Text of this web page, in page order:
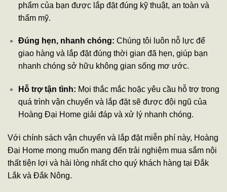
phẩm của bạn được lắp đặt đúng kỹ thuật, an toàn và
thẩm mỹ.
Đúng hẹn, nhanh chóng: Chúng tôi luôn nỗ lực để
giao hàng và lắp đặt đúng thời gian đã hẹn, giúp bạn
nhanh chóng sở hữu không gian sống mơ ước.
Hỗ trợ tận tình: Mọi thắc mắc hoặc yêu cầu hỗ trợ trong
quá trình vận chuyển và lắp đặt sẽ được đội ngũ của
Hoàng Đại Home giải đáp và xử lý nhanh chóng.
Với chính sách vận chuyển và lắp đặt miễn phí này, Hoàng
Đại Home mong muốn mang đến trải nghiệm mua sắm nội
thất tiện lợi và hài lòng nhất cho quý khách hàng tại Đắk
Lắk và Đắk Nông.